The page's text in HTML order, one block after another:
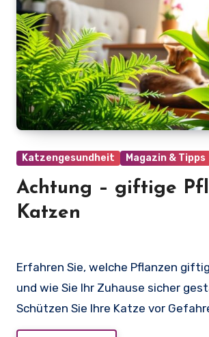
Katzengesundheit Magazin & Tipps
Achtung – giftige
Katzen
Erfahren Sie, welche Pflanzen giftig für Katzen sind
und wie Sie Ihr Zuhause sicher
Schützen Sie Ihre Katze vor